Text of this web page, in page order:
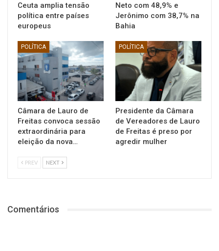
Ceuta amplia tensão
política entre países
europeus
Neto com 48,9% e
Jerônimo com 38,7% na
Bahia
POLÍTICA
Câmara de Lauro de
Freitas convoca sessão
extraordinária para
eleição da nova…
POLÍTICA
Presidente da Câmara
de Vereadores de Lauro
de Freitas é preso por
agredir mulher
PREV NEXT
Comentários